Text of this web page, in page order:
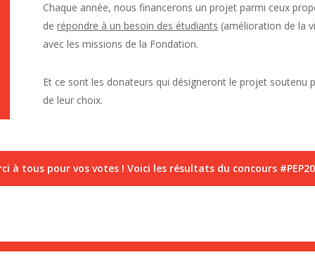
Chaque année, nous financerons un projet parmi ceux
derépondre à un besoin des étudiants (amélioration de la
avec les missions de la Fondation.
Et ce sont les donateurs qui désigneront le projet
de leur choix.
à tous pour vos votes ! Voici les résultats du concours